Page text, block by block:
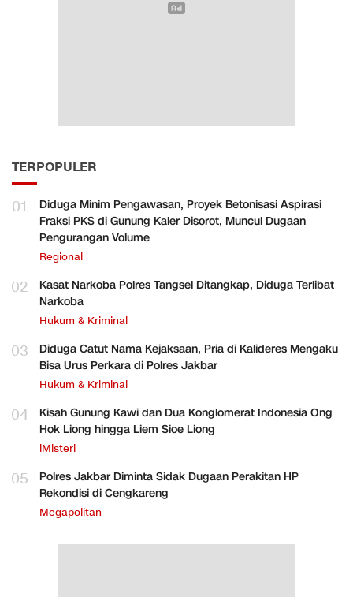
TERPOPULER
01
Diduga Minim Pengawasan, Proyek Betonisasi Aspirasi
Fraksi PKS di Gunung Kaler Disorot, Muncul Dugaan
Pengurangan Volume
Regional
02
Kasat Narkoba Polres Tangsel Ditangkap, Diduga Terlibat
Narkoba
Hukum & Kriminal
03
Diduga Catut Nama Kejaksaan, Pria di Kalideres Mengaku
Bisa Urus Perkara di Polres Jakbar
Hukum & Kriminal
04
Kisah Gunung Kawi dan Dua Konglomerat Indonesia Ong
Hok Liong hingga Liem Sioe Liong
iMisteri
05
Polres Jakbar Diminta Sidak Dugaan Perakitan HP
Rekondisi di Cengkareng
Megapolitan